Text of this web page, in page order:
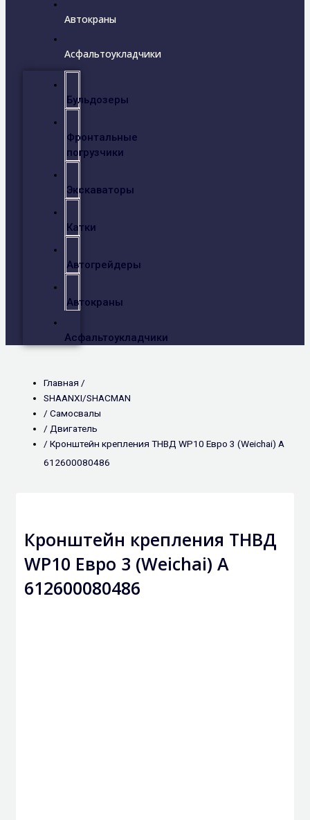
Автокраны
Асфальтоукладчики
Бульдозеры
Фронтальные
погрузчики
Экскаваторы
Катки
Автогрейдеры
Автокраны
Асфальтоукладчики
Главная /
SHAANXI/SHACMAN
/ Самосвалы
/ Двигатель
/ Кронштейн крепления ТНВД WP10 Евро 3 (Weichai) A
612600080486
Кронштейн крепления ТНВД
WP10 Евро 3 (Weichai) A
612600080486